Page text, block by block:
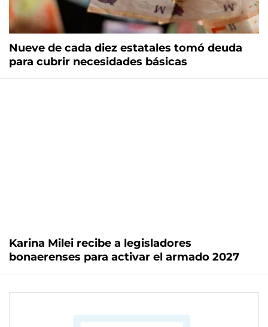
Nueve de cada diez estatales tomó deuda
para cubrir necesidades básicas
Karina Milei recibe a legisladores
bonaerenses para activar el armado 2027